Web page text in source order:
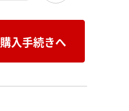
購入手続きへ